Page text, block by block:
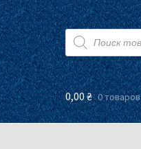
Поиск
товаров
0,00₴ 0 товаров